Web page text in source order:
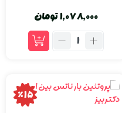
1,078,000تومان
٪15